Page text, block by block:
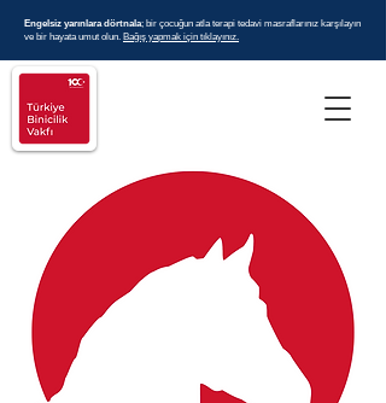
Engelsiz yarınlara dörtnala; bir çocuğun atla terapi tedavi masraflarınız karşılayın
ve bir hayata umut olun. Bağış yapmak için tıklayınız.